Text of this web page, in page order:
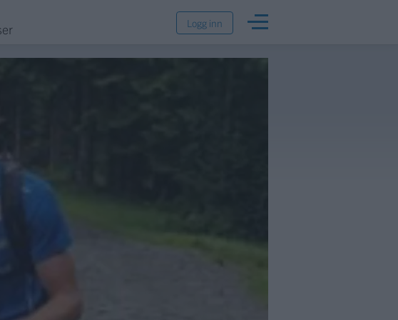
Logg inn